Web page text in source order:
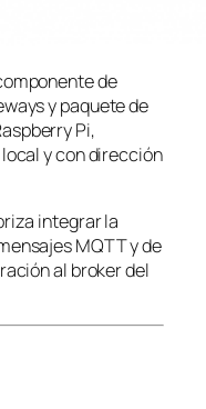
de
y paquete de
Pi,
y con dirección
integrar la
MQTT y de
al broker del